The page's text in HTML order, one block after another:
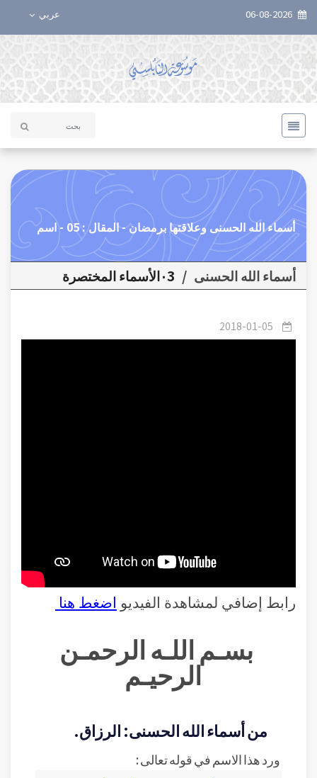
عربي
أسماء الله الحسنى وعلاقتها برمضان - المقال : 05 - اسم
الله الرزاق وعلاقته برمضان
أسماء الله الحسنى / ٠3الأسماء المختصرة
2018-01-05
رابط إضافي لمشاهدة الفيديو اضغط هنا
بسـم اللـه الرحمـن
الرحيـم
من أسماء الله الحسنى: الرزاق.
ورد هذا الاسم في قوله تعالى :